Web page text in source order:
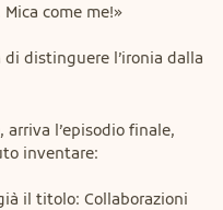
come me!»
distinguere l’ironia dalla
l’episodio finale,
inventare:
il titolo: Collaborazioni